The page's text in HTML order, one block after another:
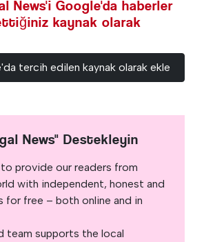
News'i Google'da haberler
kaynak olarak
tercih edilen kaynak olarak ekle
News" Destekleyin
provide our readers from
with independent, honest and
for free – both online and in
team supports the local